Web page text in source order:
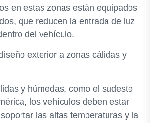
en estas zonas están equipados
que reducen la entrada de luz
del vehículo.
exterior a zonas cálidas y
y húmedas, como el sudeste
los vehículos deben estar
las altas temperaturas y la